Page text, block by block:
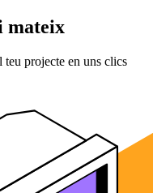
mateix
projecte en uns clics